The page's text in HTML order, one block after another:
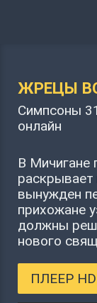
ЖРЕЦЫ
Симпсоны
онлайн
В Мичигане
вынужден
прихожане
должны
нового
ПЛЕЕР HD